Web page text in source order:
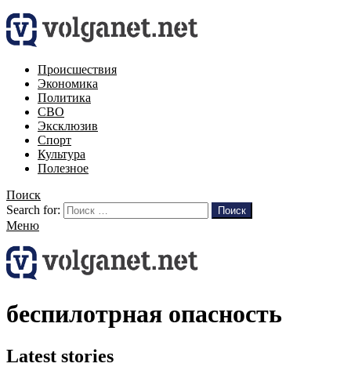
Происшествия
Экономика
Политика
СВО
Эксклюзив
Спорт
Культура
Полезное
Поиск
Search for:
Поиск
Меню
беспилотрная опасность
Latest stories